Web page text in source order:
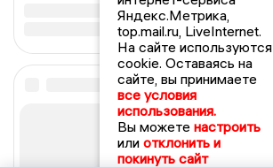
Яндекс.Метрика,
top.mail.ru, LiveInternet.
На сайте используются
cookie. Оставаясь на
сайте, вы принимаете
все условия
использования.
Вы можете настроить
или отклонить и
покинуть сайт